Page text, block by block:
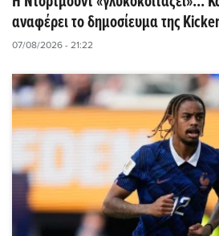
αναφέρει το δημοσίευμα της
07/08/2026 - 21:22